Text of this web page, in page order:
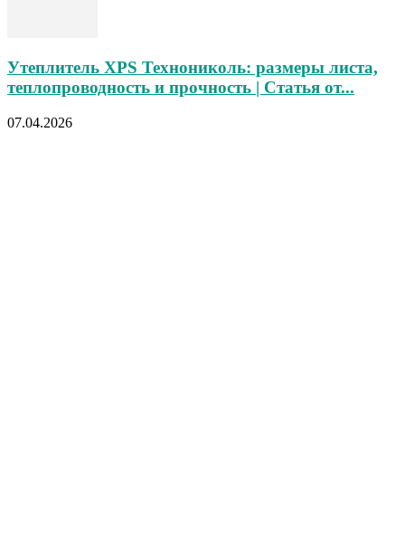
Утеплитель XPS Технониколь: размеры листа,
теплопроводность и прочность | Статья от...
07.04.2026